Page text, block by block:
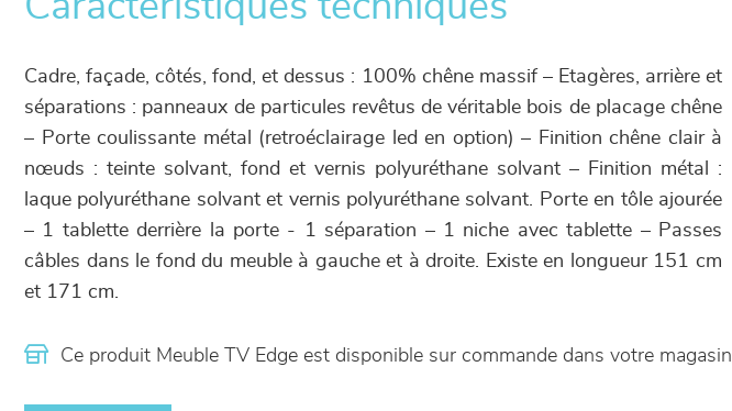
Cadre, façade, côtés, fond, et dessus : 100% chêne massif – Etagères, arrière et
séparations : panneaux de particules revêtus de véritable bois de placage chêne
– Porte coulissante métal (retroéclairage led en option) – Finition chêne clair à
nœuds : teinte solvant, fond et vernis polyuréthane solvant – Finition métal :
laque polyuréthane solvant et vernis polyuréthane solvant. Porte en tôle ajourée
– 1 tablette derrière la porte - 1 séparation – 1 niche avec tablette – Passes
câbles dans le fond du meuble à gauche et à droite. Existe en longueur 151 cm
et 171 cm.
Ce produit Meuble TV Edge est disponible sur commande dans votre magasin